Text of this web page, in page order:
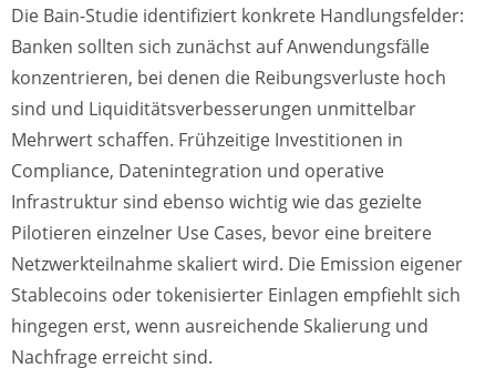
Die Bain-Studie identifiziert konkrete Handlungsfelder:
Banken sollten sich zunächst auf Anwendungsfälle
konzentrieren, bei denen die Reibungsverluste hoch
sind und Liquiditätsverbesserungen unmittelbar
Mehrwert schaffen. Frühzeitige Investitionen in
Compliance, Datenintegration und operative
Infrastruktur sind ebenso wichtig wie das gezielte
Pilotieren einzelner Use Cases, bevor eine breitere
Netzwerkteilnahme skaliert wird. Die Emission eigener
Stablecoins oder tokenisierter Einlagen empfiehlt sich
hingegen erst, wenn ausreichende Skalierung und
Nachfrage erreicht sind.